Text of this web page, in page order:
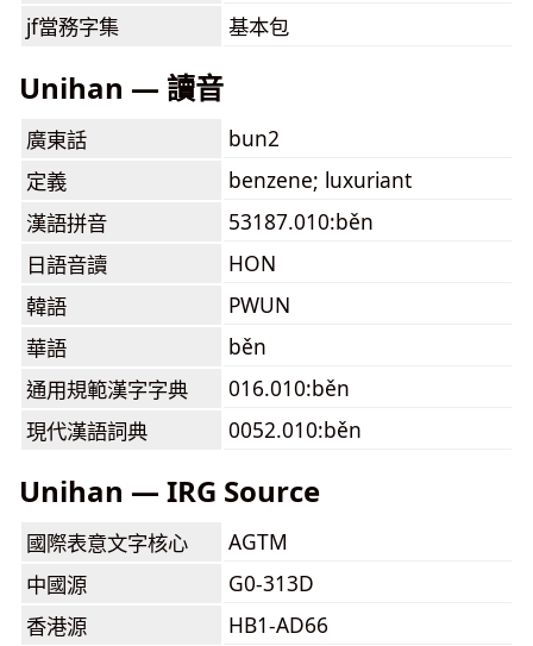
jf當務字集 基本包
Unihan — 讀音
廣東話
bun2
定義
benzene; luxuriant
漢語拼音
53187.010:běn
日語音讀
HON
韓語
PWUN
華語
běn
通用規範漢字字典
016.010:běn
現代漢語詞典
0052.010:běn
Unihan — IRG Source
國際表意文字核心
AGTM
中國源
G0-313D
香港源
HB1-AD66